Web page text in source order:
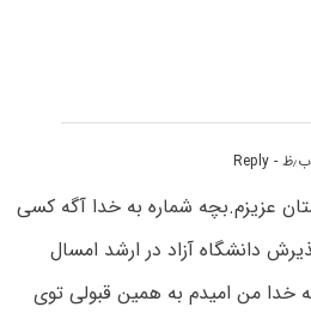
- Reply
عزیزم.بچه شماره به خدا آگه کسی
دانشگاه آزاد در ارشد امسال
خدا من امیدم به همین قبولی توی